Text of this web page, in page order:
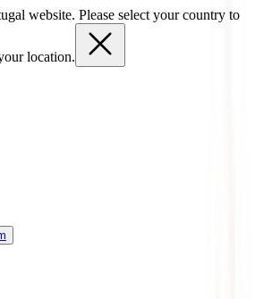
website. Please select your country to
location.